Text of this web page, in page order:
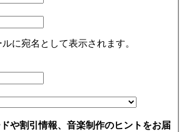
に宛名として表示されます。
や割引情報、音楽制作のヒントをお届